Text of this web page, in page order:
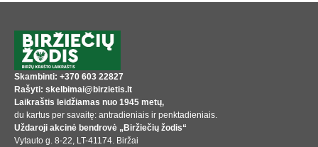
Skambinti: +370 603 22827
Rašyti: skelbimai@birzietis.lt
Laikraštis leidžiamas nuo 1945 metų,
du kartus per savaitę: antradieniais ir penktadieniais.
Uždaroji akcinė bendrovė „Biržiečių žodis“
Vytauto g. 8-22, LT-41174. Biržai